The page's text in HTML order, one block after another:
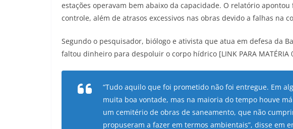
estações operavam bem abaixo da capacidade. O relatório
controle, além de atrasos excessivos nas obras devido a falhas na
Segundo o pesquisador, biólogo e ativista que atua em defesa da
faltou dinheiro para despoluir o corpo hídrico [LINK PARA MATÉRIA
“Tudo aquilo que foi prometido não foi entregue. Em
muita boa vontade, mas na maioria do tempo houve
um cemitério de obras de saneamento, que não
propuseram a fazer em termos ambientais”, disse em